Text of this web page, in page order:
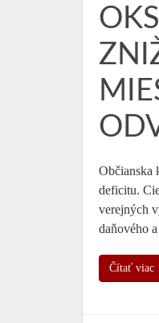
Občianska
deficitu.
verejných
daňového
Čítať viac